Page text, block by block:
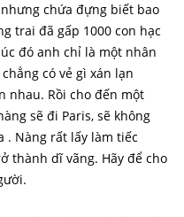
chứa đựng biết bao
trai đã gấp 1000 con hạc
đó anh chỉ là một nhân
có vẻ gì xán lạn
nhau. Rồi cho đến một
sẽ đi Paris, sẽ không
. Nàng rất lấy làm tiếc
thành dĩ vãng. Hãy để cho